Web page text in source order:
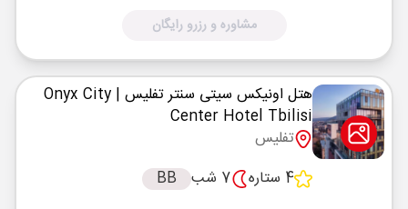
مشاوره و رزرو رایگان
هتل اونیکس سیتی سنتر تفلیس | Onyx City
Center Hotel Tbilisi
تفلیس
4 ستاره
7 شب BB